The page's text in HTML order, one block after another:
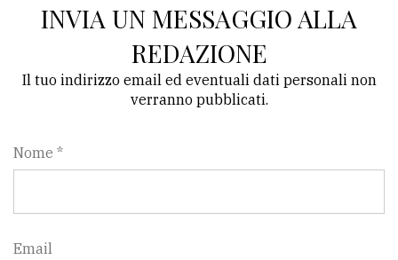
INVIA UN MESSAGGIO ALLA
REDAZIONE
Il tuo indirizzo email ed eventuali dati personali non
verranno pubblicati.
Nome *
Email